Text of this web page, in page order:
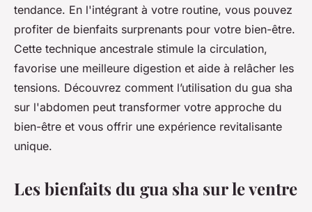
tendance. En l'intégrant à votre routine, vous pouvez
profiter de bienfaits surprenants pour votre bien-être.
Cette technique ancestrale stimule la circulation,
favorise une meilleure digestion et aide à relâcher les
tensions. Découvrez comment l’utilisation du gua sha
sur l'abdomen peut transformer votre approche du
bien-être et vous offrir une expérience revitalisante
unique.
Les bienfaits du gua sha sur le ventre